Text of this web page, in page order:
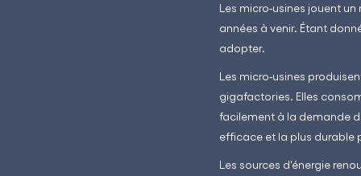
Les micro-usines jouent
années à venir. Étant
adopter.
Les micro-usines
gigafactories. Elles
facilement à la demande
efficace et la plus durable
Les sources d'énergie